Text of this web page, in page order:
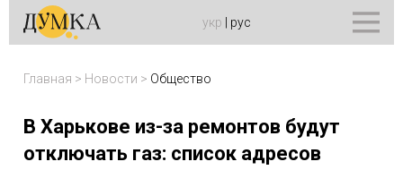
укр рус
Главная > Новости > Общество
В Харькове из-за ремонтов будут
отключать газ: список адресов